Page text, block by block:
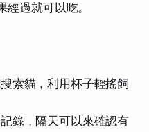
過就可以吃。
索貓，利用杯子輕搖飼
錄，隔天可以來確認有